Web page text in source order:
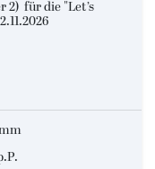
2) für die "Let’s